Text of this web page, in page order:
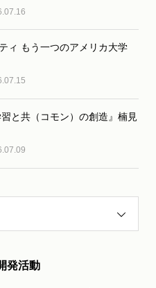
ィ もう一つのアメリカ大学
と共（コモン）の創造』楠見
発活動